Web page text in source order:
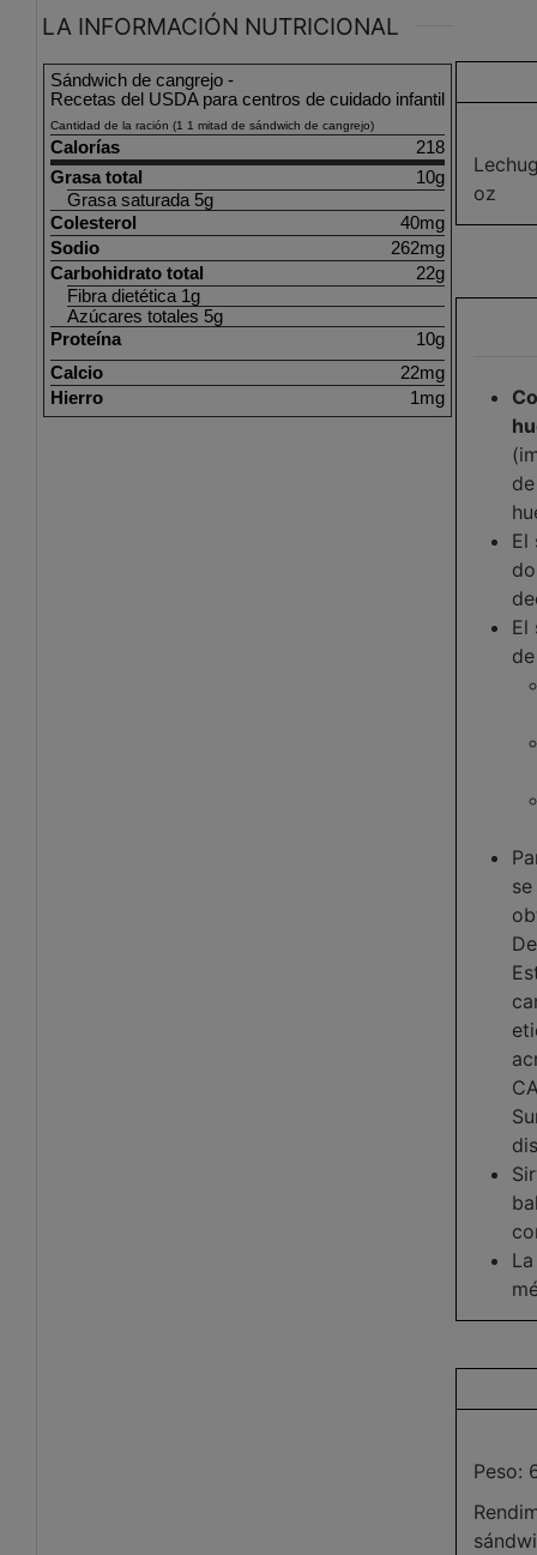
LA INFORMACIÓN NUTRICIONAL
Sándwich de cangrejo -
Recetas del USDA para centros de cuidado infantil
Cantidad de la ración (1 1 mitad de sándwich de cangrejo)
Calorías
218
Grasa total
10g
Grasa saturada 5g
Colesterol
40mg
Sodio
262mg
Carbohidrato total
22g
Fibra dietética 1g
Azúcares totales 5g
Proteína
10g
Calcio
22mg
Hierro
1mg
oz
El
El
Peso: